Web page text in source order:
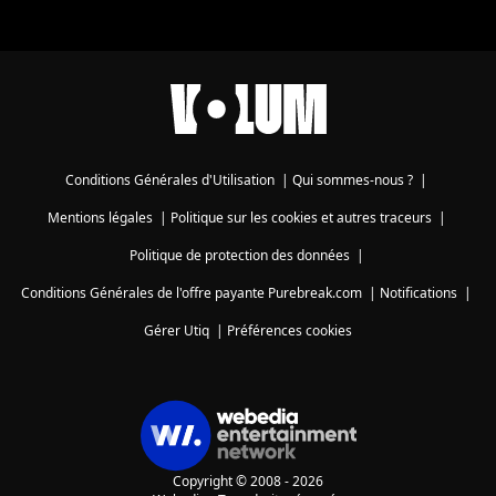
Conditions Générales d'Utilisation | Qui sommes-nous ? |
Mentions légales| Politique sur les cookies et autres traceurs|
Politique de protection des données|
Conditions Générales de l'offre payante Purebreak.com | Notifications |
Gérer Utiq | Préférences cookies
Copyright © 2008 - 2026